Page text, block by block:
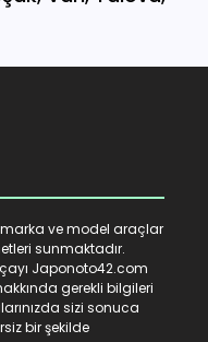
ve model araçlar
sunmaktadır.
Japonoto42.com
gerekli bilgileri
sizi sonuca
bir şekilde